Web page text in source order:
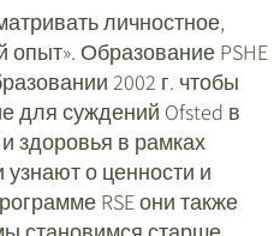
личностное,
Образование PSHE
2002 г. чтобы
для суждений Ofsted в
здоровья в рамках
о ценности и
RSE они также